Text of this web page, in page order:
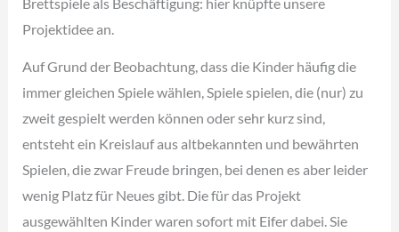
Projektidee an.
Auf Grund der Beobachtung, dass die Kinder häufig die
immer gleichen Spiele wählen, Spiele spielen, die (nur) zu
zweit gespielt werden können oder sehr kurz sind,
entsteht ein Kreislauf aus altbekannten und bewährten
Spielen, die zwar Freude bringen, bei denen es aber leider
wenig Platz für Neues gibt. Die für das Projekt
ausgewählten Kinder waren sofort mit Eifer dabei. Sie